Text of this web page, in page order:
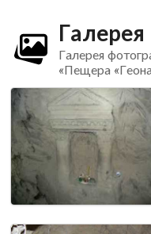
Галерея
«Пещера